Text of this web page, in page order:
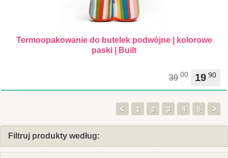
Termoopakowanie do butelek podwójne | kolorowe
paski | Built
19 90
39 00
1 2 3 4 5
Filtruj produkty według: